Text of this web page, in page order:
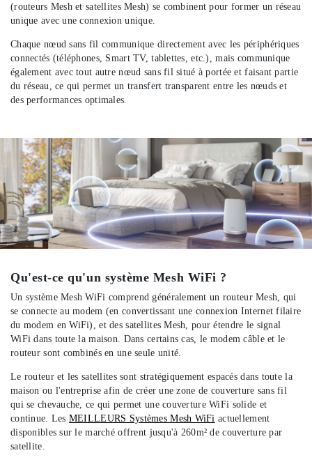
(routeurs Mesh et satellites Mesh) se combinent pour former un réseau
unique avec une connexion unique.
Chaque nœud sans fil communique directement avec les périphériques
connectés (téléphones, Smart TV, tablettes, etc.), mais communique
également avec tout autre nœud sans fil situé à portée et faisant partie
du réseau, ce qui permet un transfert transparent entre les nœuds et
des performances optimales.
Qu'est-ce qu'un système Mesh WiFi ?
Un système Mesh WiFi comprend généralement un routeur Mesh, qui
se connecte au modem (en convertissant une connexion Internet filaire
du modem en WiFi), et des satellites Mesh, pour étendre le signal
WiFi dans toute la maison. Dans certains cas, le modem câble et le
routeur sont combinés en une seule unité.
Le routeur et les satellites sont stratégiquement espacés dans toute la
maison ou l'entreprise afin de créer une zone de couverture sans fil
qui se chevauche, ce qui permet une couverture WiFi solide et
continue. Les MEILLEURS Systèmes Mesh WiFi actuellement
disponibles sur le marché offrent jusqu'à 260m² de couverture par
satellite.